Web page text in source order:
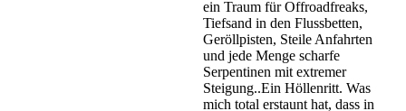
ein Traum für Offroadfreaks,
Tiefsand in den Flussbetten,
Geröllpisten, Steile Anfahrten
und jede Menge scharfe
Serpentinen mit extremer
Steigung..Ein Höllenritt. Was
mich total erstaunt hat, dass in